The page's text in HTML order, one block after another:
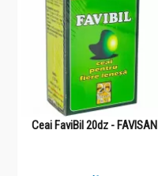
Ceai FaviBil 20dz - FAVISAN